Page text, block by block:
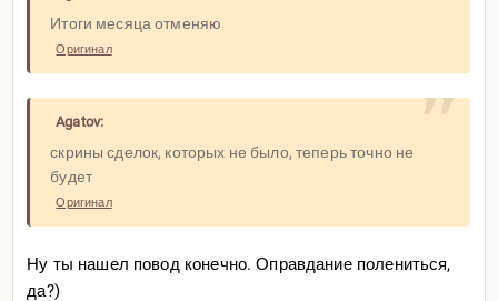
Итоги месяца отменяю
Оригинал
Agatov:
скрины сделок, которых не было, теперь точно не
будет
Оригинал
Ну ты нашел повод конечно. Оправдание полениться,
да?)